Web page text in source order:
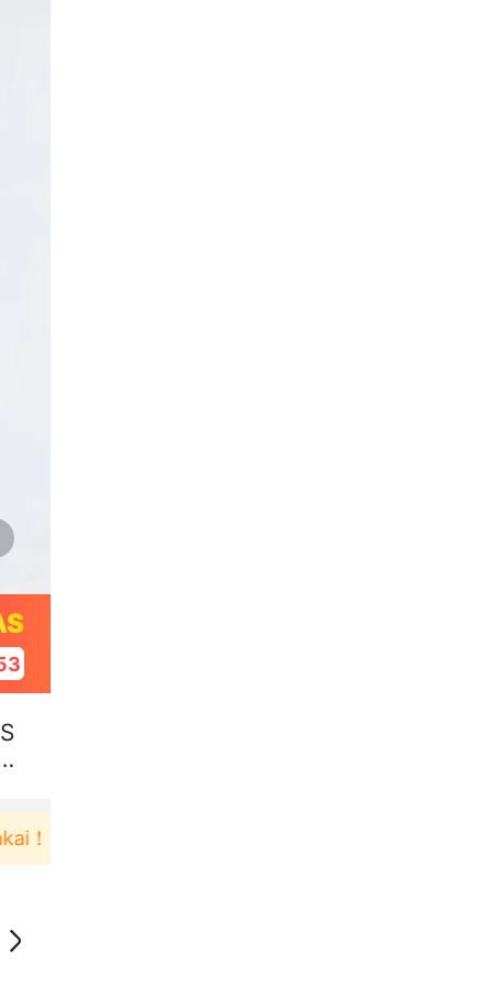
Pengguna baru berbelanja di aplikasi Akulaku